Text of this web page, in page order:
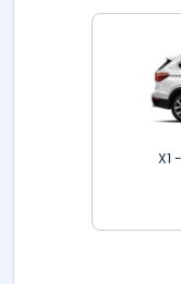
X1